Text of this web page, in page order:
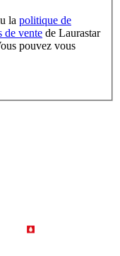
la politique de
de vente de Laurastar
pouvez vous